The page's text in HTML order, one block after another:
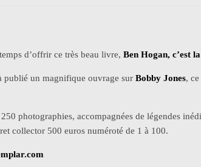
d’offrir ce très beau livre, Ben Hogan, c’est
publié un magnifique ouvrage sur Bobby Jones,
photographies, accompagnées de légendes
collector 500 euros numéroté de 1 à 100.